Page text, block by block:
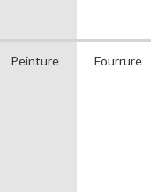
Peinture Fourrure